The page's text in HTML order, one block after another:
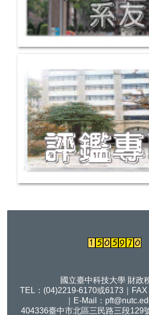
國立臺中科技大學 財政
TEL：(04)2219-6170或6173｜
｜E-Mail：
404336臺中市北區三民路三段129